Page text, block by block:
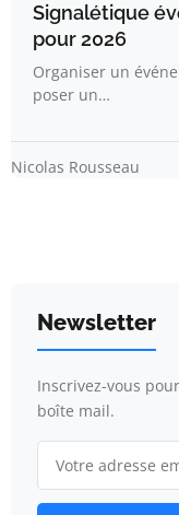
Signalétique
pour 2026
Organiser un
poser un…
Nicolas Rousseau
Newsletter
Inscrivez-vous
boîte mail.